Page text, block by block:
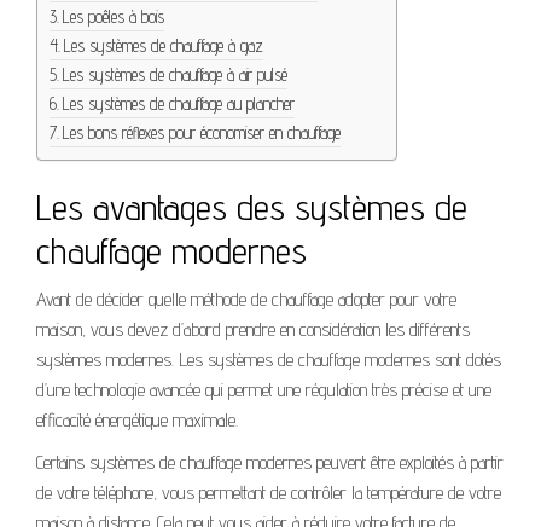
Les poêles à bois
Les systèmes de chauffage à gaz
Les systèmes de chauffage à air pulsé
Les systèmes de chauffage au plancher
Les bons réflexes pour économiser en chauffage
Les avantages des systèmes de
chauffage modernes
Avant de décider quelle méthode de chauffage adopter pour votre
maison, vous devez d’abord prendre en considération les différents
systèmes modernes. Les systèmes de chauffage modernes sont dotés
d’une technologie avancée qui permet une régulation très précise et une
efficacité énergétique maximale.
Certains systèmes de chauffage modernes peuvent être exploités à partir
de votre téléphone, vous permettant de contrôler la température de votre